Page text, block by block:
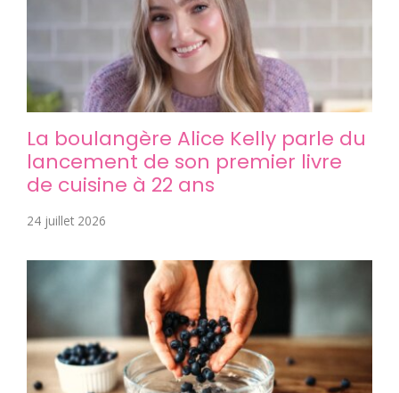
La boulangère Alice Kelly parle du
lancement de son premier livre
de cuisine à 22 ans
24 juillet 2026